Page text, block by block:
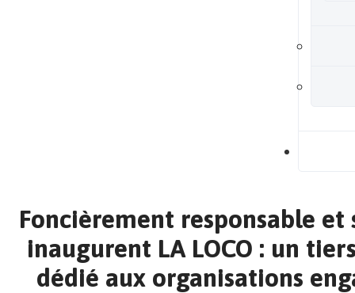
Foncièrement responsable et
inaugurent LA LOCO : un
dédié aux organisations